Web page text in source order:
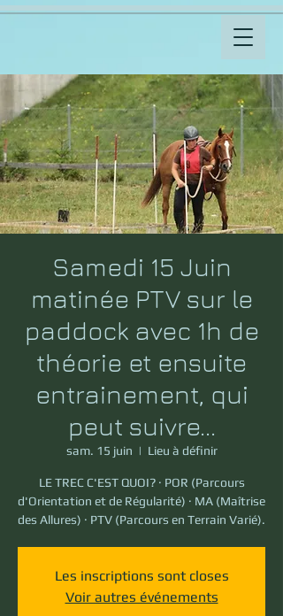
Samedi 15 Juin
matinée PTV sur le
paddock avec 1h de
théorie et ensuite
entrainement, qui
peut suivre...
sam. 15 juin
  |
Lieu à définir
LE TREC C'EST QUOI? · POR (Parcours
d'Orientation et de Régularité) · MA (Maîtrise
des Allures) · PTV (Parcours en Terrain Varié).
Les inscriptions sont closes
Voir autres événements